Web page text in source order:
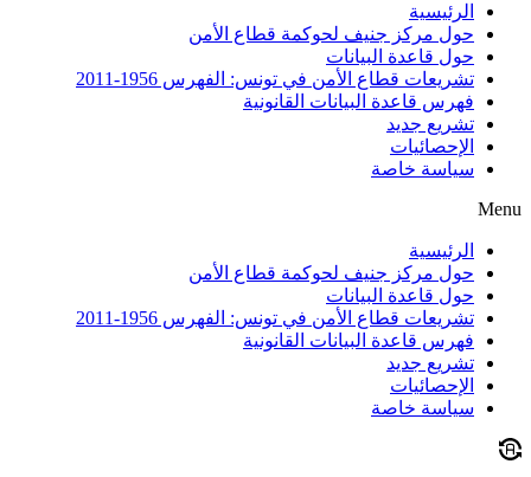
الرئيسية
حول مركز جنيف لحوكمة قطاع الأمن
حول قاعدة البيانات
تشريعات قطاع الأمن في تونس: الفهرس 1956-2011
فهرس قاعدة البيانات القانونية
تشريع جديد
الإحصائيات
سياسة خاصة
Menu
الرئيسية
حول مركز جنيف لحوكمة قطاع الأمن
حول قاعدة البيانات
تشريعات قطاع الأمن في تونس: الفهرس 1956-2011
فهرس قاعدة البيانات القانونية
تشريع جديد
الإحصائيات
سياسة خاصة